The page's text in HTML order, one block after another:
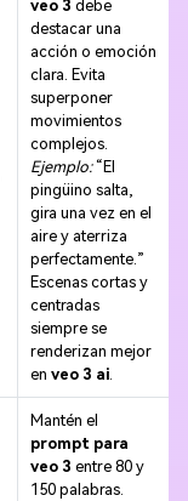
veo 3 debe
destacar una
acción o emoción
clara. Evita
superponer
movimientos
complejos.
Ejemplo:“El
pingüino salta,
gira una vez en el
aire y aterriza
perfectamente.”
Escenas cortas y
centradas
siempre se
renderizan mejor
en veo 3 ai.
Mantén el
prompt para
veo 3 entre 80 y
150 palabras.